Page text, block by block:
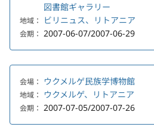
図書館ギャラリー
地域： ビリニュス、リトアニア
会期： 2007-06-07/2007-06-29
会場： ウクメルゲ民族学博物館
地域： ウクメルゲ、リトアニア
会期： 2007-07-05/2007-07-26